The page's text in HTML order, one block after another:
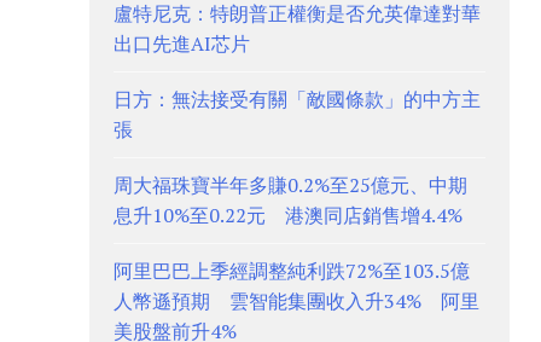
盧特尼克：特朗普正權衡是否允英偉達對華
出口先進AI芯片
日方：無法接受有關「敵國條款」的中方主
張
周大福珠寶半年多賺0.2%至25億元、中期
息升10%至0.22元 港澳同店銷售增4.4%
阿里巴巴上季經調整純利跌72%至103.5億
人幣遜預期 雲智能集團收入升34% 阿里
美股盤前升4%